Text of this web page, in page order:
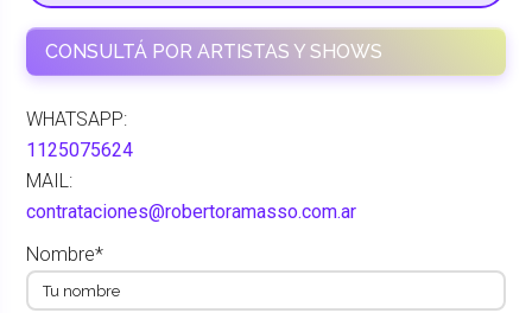
CONSULTÁ POR ARTISTAS Y SHOWS
WHATSAPP:
1125075624
MAIL:
contrataciones@robertoramasso.com.ar
Nombre*